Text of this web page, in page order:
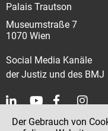
Palais Trautson
Museumstraße 7
1070 Wien
Social Media Kanäle
der Justiz und des BMJ
Kontakt
Der Gebrauch von